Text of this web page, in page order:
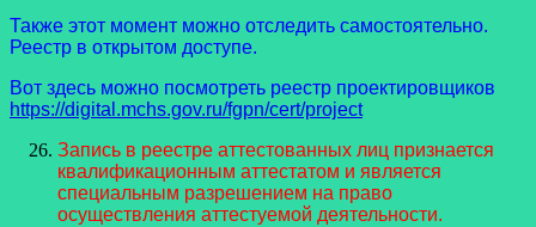
Также этот момент можно отследить самостоятельно.
Реестр в открытом доступе.
Вот здесь можно посмотреть реестр проектировщиков
https://digital.mchs.gov.ru/fgpn/cert/project
Запись в реестре аттестованных лиц признается
квалификационным аттестатом и является
специальным разрешением на право
осуществления аттестуемой деятельности.